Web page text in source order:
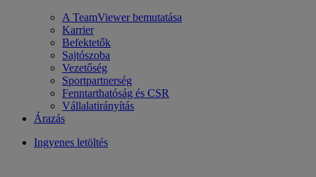
A TeamViewer bemutatása
Karrier
Befektetők
Sajtószoba
Vezetőség
Sportpartnerség
Fenntarthatóság és CSR
Vállalatirányítás
Árazás
Ingyenes letöltés